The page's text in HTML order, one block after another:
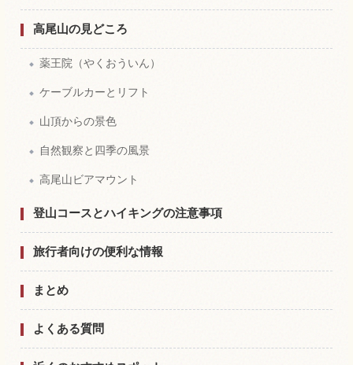
高尾山の見どころ
薬王院（やくおういん）
ケーブルカーとリフト
山頂からの景色
自然観察と四季の風景
高尾山ビアマウント
登山コースとハイキングの注意事項
旅行者向けの便利な情報
まとめ
よくある質問